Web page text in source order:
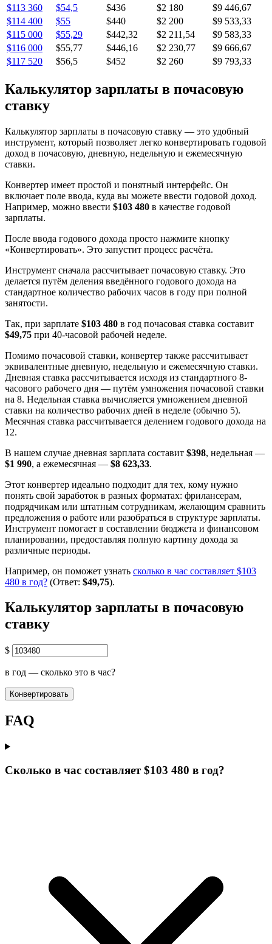
$113 360
$54,5 $436 $2 180
$9 446,67
$114 400
$55 $440 $2 200
$9 533,33
$115 000
$55,29 $442,32 $2 211,54
$9 583,33
$116 000
$55,77 $446,16 $2 230,77
$9 666,67
$117 520
$56,5 $452 $2 260 $9 793,33
Калькулятор зарплаты в почасовую
ставку
Калькулятор зарплаты в почасовую ставку — это удобный
инструмент, который позволяет легко конвертировать годовой
доход в почасовую, дневную, недельную и ежемесячную
ставки.
Конвертер имеет простой и понятный интерфейс. Он
включает поле ввода, куда вы можете ввести годовой доход.
Например, можно ввести $103 480 в качестве годовой
зарплаты.
После ввода годового дохода просто нажмите кнопку
«Конвертировать». Это запустит процесс расчёта.
Инструмент сначала рассчитывает почасовую ставку. Это
делается путём деления введённого годового дохода на
стандартное количество рабочих часов в году при полной
занятости.
Так, при зарплате $103 480 в год почасовая ставка составит
$49,75 при 40-часовой рабочей неделе.
Помимо почасовой ставки, конвертер также рассчитывает
эквивалентные дневную, недельную и ежемесячную ставки.
Дневная ставка рассчитывается исходя из стандартного 8-
часового рабочего дня — путём умножения почасовой ставки
на 8. Недельная ставка вычисляется умножением дневной
ставки на количество рабочих дней в неделе (обычно 5).
Месячная ставка рассчитывается делением годового дохода на
12.
В нашем случае дневная зарплата составит $398, недельная —
$1 990, а ежемесячная — $8 623,33.
Этот конвертер идеально подходит для тех, кому нужно
понять свой заработок в разных форматах: фрилансерам,
подрядчикам или штатным сотрудникам, желающим сравнить
предложения о работе или разобраться в структуре зарплаты.
Инструмент помогает в составлении бюджета и финансовом
планировании, предоставляя полную картину дохода за
различные периоды.
Например, он поможет узнать сколько в час составляет $103
480 в год? (Ответ: $49,75).
Калькулятор зарплаты в почасовую
ставку
$
в год — сколько это в час?
Конвертировать
FAQ
Сколько в час составляет $103 480 в год?